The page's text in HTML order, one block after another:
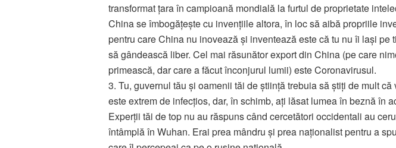
transformat țara în campioană mondială la furtul de proprietate
China se îmbogățește cu invențiile altora, în loc să aibă propriile
pentru care China nu inovează și inventează este că tu nu îi lași pe
să gândească liber. Cel mai răsunător export din China (pe care
primească, dar care a făcut înconjurul lumii) este Coronavirusul.
3. Tu, guvernul tău și oamenii tăi de știință trebuia să știți de mult
este extrem de infecțios, dar, în schimb, ați lăsat lumea în beznă în
Experții tăi de top nu au răspuns când cercetători occidentali au
întâmplă în Wuhan. Erai prea mândru și prea naționalist pentru a